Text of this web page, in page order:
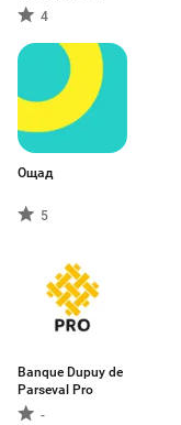
4
Ощад
5
Banque Dupuy de
Parseval Pro
-